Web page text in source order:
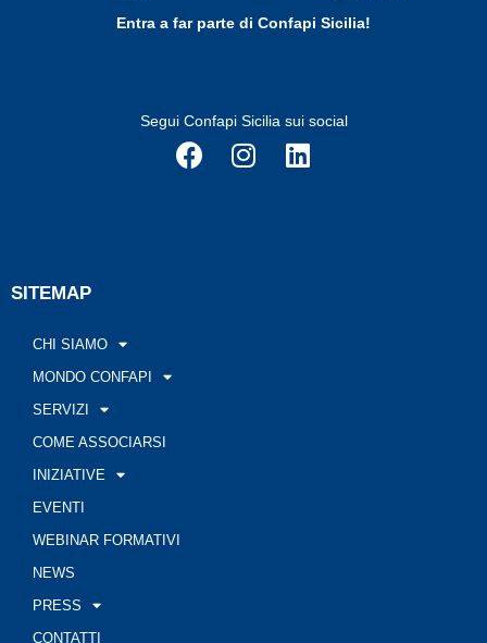
Entra a far parte di Confapi Sicilia!
Segui Confapi Sicilia sui social
SITEMAP
CHI SIAMO
MONDO CONFAPI
SERVIZI
COME ASSOCIARSI
INIZIATIVE
EVENTI
WEBINAR FORMATIVI
NEWS
PRESS
CONTATTI